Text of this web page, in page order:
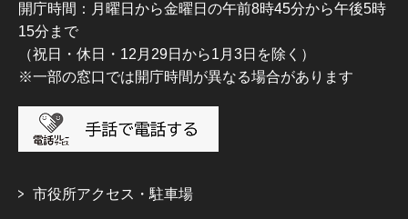
開庁時間：月曜日から金曜日の午前8時45分から午後5時
15分まで
（祝日・休日・12月29日から1月3日を除く）
※一部の窓口では開庁時間が異なる場合があります
市役所アクセス・駐車場